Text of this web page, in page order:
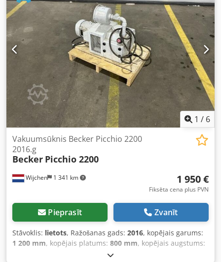
1 / 6
Wijchen 1 341 km
Vakuumsūknis Becker Picchio 2200
2016.g
Becker Picchio 2200
1 950 €
Fiksēta cena plus PVN
Pieprasīt Zvanīt
Stāvoklis: lietots, Ražošanas gads: 2016, kopējais garums:
1 200 mm, kopējais platums: 800 mm, kopējais augstums:
, Pašsvars: 150 kg - Ražošanas gads: 2016 -